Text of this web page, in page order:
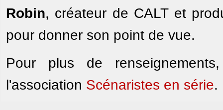
Robin, créateur de CALT et
pour donner son point de vue.
Pour plus de
l'association Scénaristes en série.